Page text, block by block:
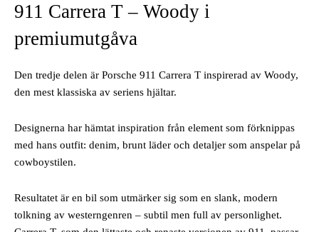
911 Carrera T – Woody i
premiumutgåva
Den tredje delen är Porsche 911 Carrera T inspirerad av Woody,
den mest klassiska av seriens hjältar.
Designerna har hämtat inspiration från element som förknippas
med hans outfit: denim, brunt läder och detaljer som anspelar på
cowboystilen.
Resultatet är en bil som utmärker sig som en slank, modern
tolkning av westerngenren – subtil men full av personlighet.